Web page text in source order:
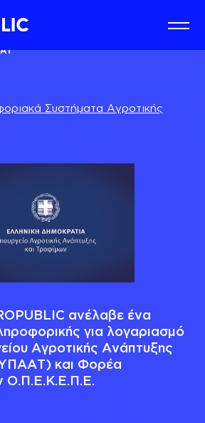
Συστήματα Αγροτικής
ανέλαβε ένα
για λογαριασμό
Αγροτικής Ανάπτυξης
και Φορέα
Ο.Π.Ε.Κ.Ε.Π.Ε.